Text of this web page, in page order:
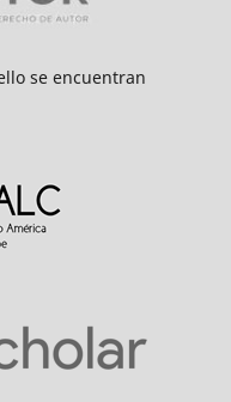
se encuentran